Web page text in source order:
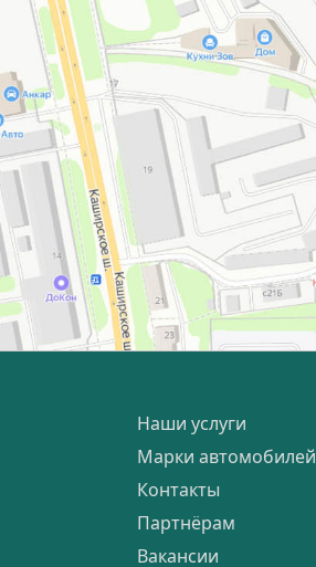
Наши услуги
Марки автомобилей
Контакты
Партнёрам
Вакансии